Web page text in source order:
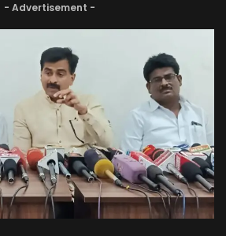
- Advertisement -